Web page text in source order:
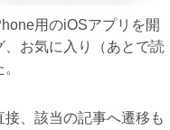
用のiOSアプリを開
お気に入り（あとで読
、該当の記事へ遷移も